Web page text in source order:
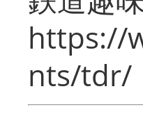
https://
nts/tdr/